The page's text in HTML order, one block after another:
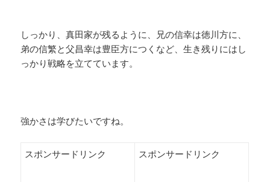
しっかり、真田家が残るように、兄の信幸は徳川方に、
弟の信繁と父昌幸は豊臣方につくなど、生き残りにはし
っかり戦略を立てています。
強かさは学びたいですね。
スポンサードリンク スポンサードリンク